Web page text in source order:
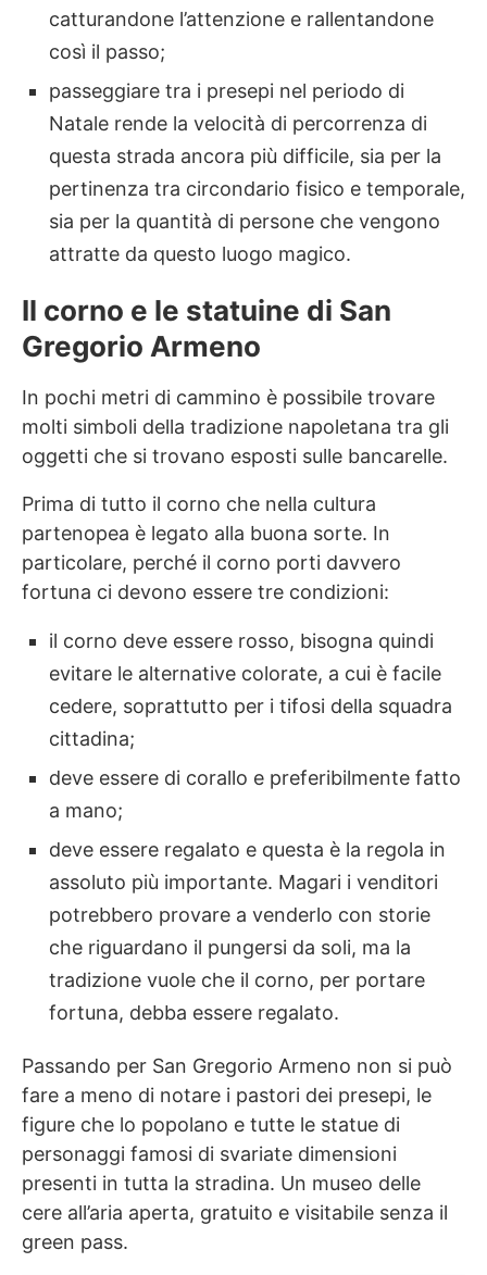
catturandone l’attenzione e rallentandone
così il passo;
passeggiare tra i presepi nel periodo di
Natale rende la velocità di percorrenza di
questa strada ancora più difficile, sia per la
pertinenza tra circondario fisico e temporale,
sia per la quantità di persone che vengono
attratte da questo luogo magico.
Il corno e le statuine di San
Gregorio Armeno
In pochi metri di cammino è possibile trovare
molti simboli della tradizione napoletana tra gli
oggetti che si trovano esposti sulle bancarelle.
Prima di tutto il corno che nella cultura
partenopea è legato alla buona sorte. In
particolare, perché il corno porti davvero
fortuna ci devono essere tre condizioni:
il corno deve essere rosso, bisogna quindi
evitare le alternative colorate, a cui è facile
cedere, soprattutto per i tifosi della squadra
cittadina;
deve essere di corallo e preferibilmente fatto
a mano;
deve essere regalato e questa è la regola in
assoluto più importante. Magari i venditori
potrebbero provare a venderlo con storie
che riguardano il pungersi da soli, ma la
tradizione vuole che il corno, per portare
fortuna, debba essere regalato.
Passando per San Gregorio Armeno non si può
fare a meno di notare i pastori dei presepi, le
figure che lo popolano e tutte le statue di
personaggi famosi di svariate dimensioni
presenti in tutta la stradina. Un museo delle
cere all’aria aperta, gratuito e visitabile senza il
green pass.